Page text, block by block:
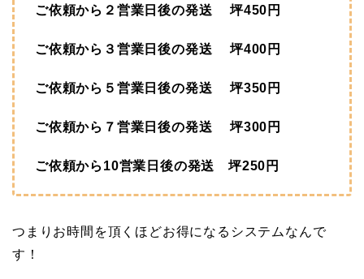
ご依頼から２営業日後の発送 坪450円
ご依頼から３営業日後の発送 坪400円
ご依頼から５営業日後の発送 坪350円
ご依頼から７営業日後の発送 坪300円
ご依頼から10営業日後の発送 坪250円
つまりお時間を頂くほどお得になるシステムなんで
す！